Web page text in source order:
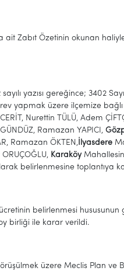
ait Zabıt Özetinin okunan
yazısı gereğince; 3402
yapmak üzere ilçemize bağlı
Nurettin TÜLÜ, Adem
Ramazan YAPICI,
Ramazan ÖKTEN,İlyasdere
Karaköy
belirlenmesine toplantıya
belirlenmesi hususunun
birliği ile karar verildi.
üzere Meclis Plan